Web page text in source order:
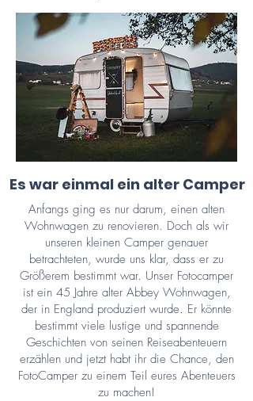
Es war einmal ein alter Camper
Anfangs ging es nur darum, einen alten
Wohnwagen zu renovieren. Doch als wir
unseren kleinen Camper genauer
betrachteten, wurde uns klar, dass er zu
Größerem bestimmt war. Unser Fotocamper
ist ein 45 Jahre alter Abbey Wohnwagen,
der in England produziert wurde. Er könnte
bestimmt viele lustige und spannende
Geschichten von seinen Reiseabenteuern
erzählen und jetzt habt ihr die Chance, den
FotoCamper zu einem Teil eures Abenteuers
zu machen!